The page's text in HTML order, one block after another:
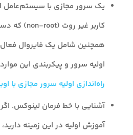
یک سرور مجازی با سیستم‌عامل
همچنین شامل یک فایروال فعال
اولیه سرور و پیکربندی این
راه‌اندازی اولیه سرور مجازی با
آشنایی با خط فرمان لینوکس. اگر
آموزش اولیه در این زمینه